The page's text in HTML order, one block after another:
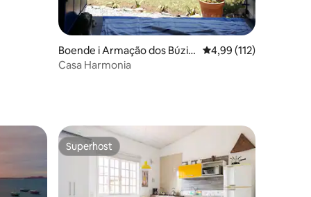
Boende i Armação dos Búzio
s
4,99 av 5 i
4,99 (112)
Casa Harmonia
Superhost
Superhost